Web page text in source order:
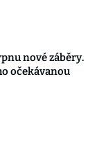
nové záběry.
očekávanou